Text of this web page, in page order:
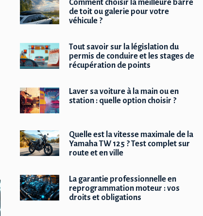
Comment choisir la meilleure barre
de toit ou galerie pour votre
véhicule ?
Tout savoir sur la législation du
permis de conduire et les stages de
récupération de points
Laver sa voiture à la main ou en
station : quelle option choisir ?
Quelle est la vitesse maximale de la
Yamaha TW 125 ? Test complet sur
route et en ville
La garantie professionnelle en
reprogrammation moteur : vos
droits et obligations